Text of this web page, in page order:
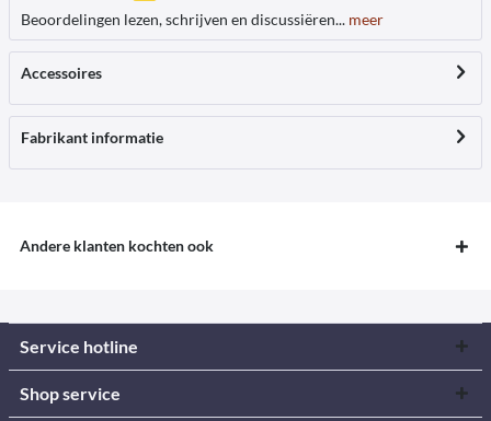
Beoordelingen lezen, schrijven en discussiëren... meer
Accessoires
Fabrikant informatie
Andere klanten kochten ook
Service hotline
Shop service